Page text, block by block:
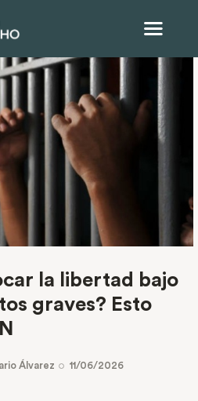
la libertad bajo
graves? Esto
Álvarez 11/06/2026